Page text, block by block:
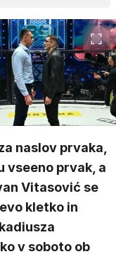
naslov prvaka,
vseeno prvak, a
Vitasović se
kletko in
v soboto ob